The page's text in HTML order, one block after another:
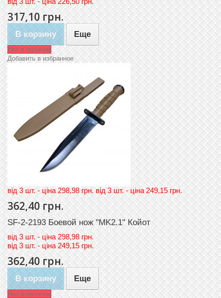
317,10 грн.
В корзину Еще
Нет в наличии
Добавить в избранное
вiд 3 шт. - цiна 298,98 грн. вiд 3 шт. - цiна 249,15 грн.
362,40 грн.
SF-2-2193 Боевой нож "MK2.1" Койот
вiд3 шт. - цiна 298,98 грн.
вiд3 шт. - цiна 249,15 грн.
362,40 грн.
В корзину Еще
Нет в наличии